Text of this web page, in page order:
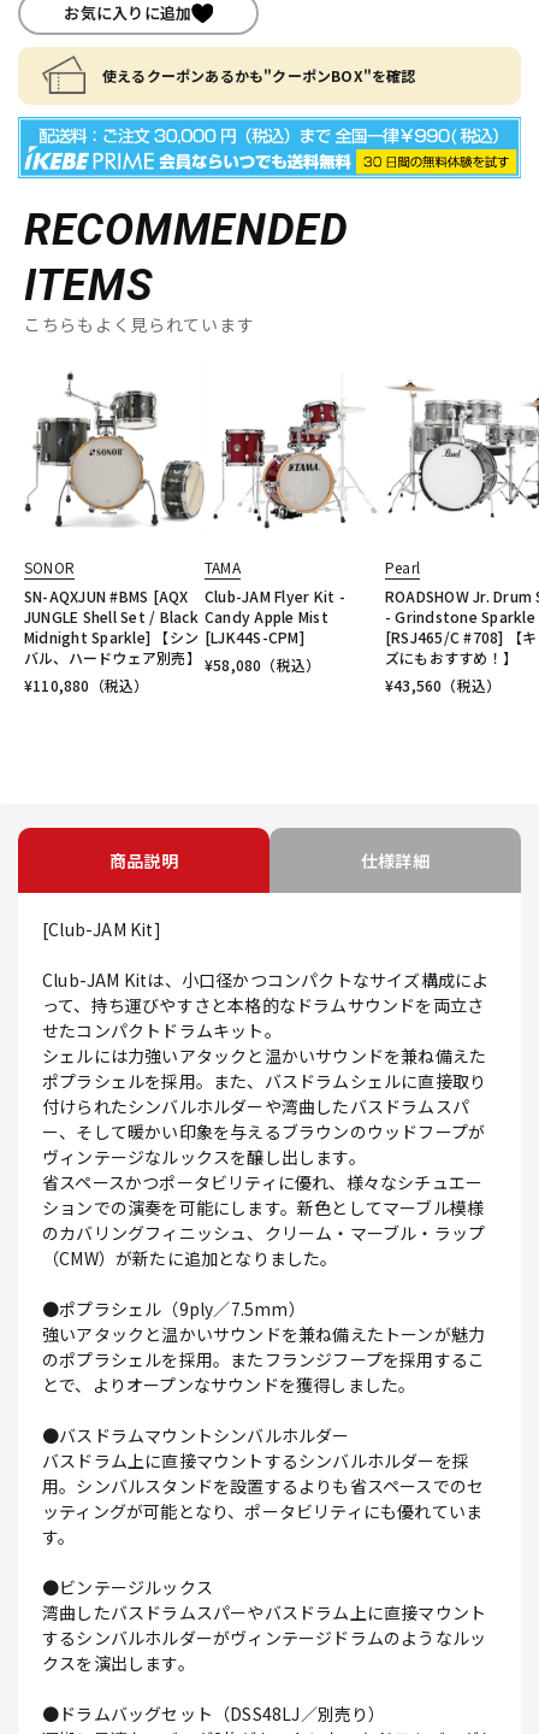
お気に入りに追加
使えるクーポンあるかも"クーポンBOX"を確認
RECOMMENDED
ITEMS
こちらもよく見られています
SONOR
SN-AQXJUN #BMS [AQX
JUNGLE Shell Set / Black
Midnight Sparkle] 【シン
バル、ハードウェア別売】
¥110,880 （税込）
TAMA
Club-JAM Flyer Kit -
Candy Apple Mist
[LJK44S-CPM]
¥58,080 （税込）
Pearl
ROADSHOW Jr. Drum
- Grindstone Sparkle
[RSJ465/C #708] 【
ズにもおすすめ！】
¥43,560 （税込）
商品説明 仕様詳細
[Club-JAM Kit]
Club-JAM Kitは、小口径かつコンパクトなサイズ構成によ
って、持ち運びやすさと本格的なドラムサウンドを両立さ
せたコンパクトドラムキット。
シェルには力強いアタックと温かいサウンドを兼ね備えた
ポプラシェルを採用。また、バスドラムシェルに直接取り
付けられたシンバルホルダーや湾曲したバスドラムスパ
ー、そして暖かい印象を与えるブラウンのウッドフープが
ヴィンテージなルックスを醸し出します。
省スペースかつポータビリティに優れ、様々なシチュエー
ションでの演奏を可能にします。新色としてマーブル模様
のカバリングフィニッシュ、クリーム・マーブル・ラップ
（CMW）が新たに追加となりました。
●ポプラシェル（9ply／7.5mm）
強いアタックと温かいサウンドを兼ね備えたトーンが魅力
のポプラシェルを採用。またフランジフープを採用するこ
とで、よりオープンなサウンドを獲得しました。
●バスドラムマウントシンバルホルダー
バスドラム上に直接マウントするシンバルホルダーを採
用。シンバルスタンドを設置するよりも省スペースでのセ
ッティングが可能となり、ポータビリティにも優れていま
す。
●ビンテージルックス
湾曲したバスドラムスパーやバスドラム上に直接マウント
するシンバルホルダーがヴィンテージドラムのようなルッ
クスを演出します。
●ドラムバッグセット（DSS48LJ／別売り）